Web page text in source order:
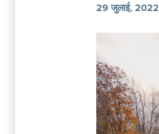
29 जुलाई, 2022